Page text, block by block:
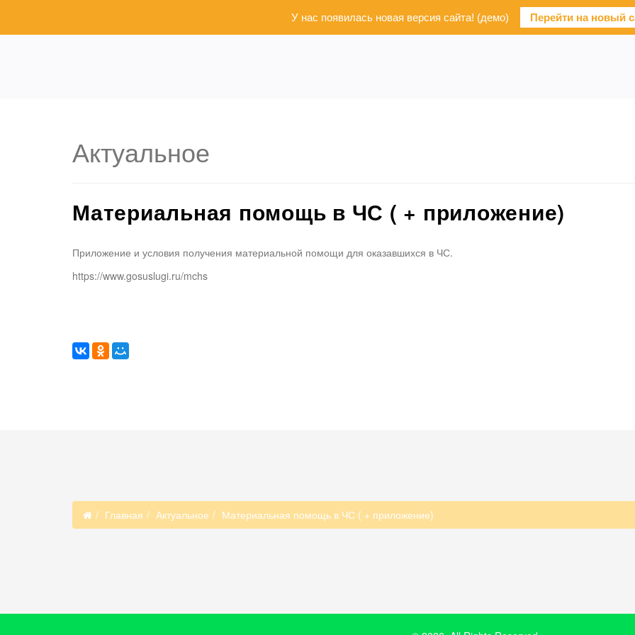
У нас появилась новая версия сайта! (демо) Перейти на новый
Актуальное
Материальная помощь в ЧС ( + приложение)
Приложение и условия получения материальной помощи для оказавшихся в ЧС.
https://www.gosuslugi.ru/mchs
Главная Актуальное Материальная помощь в ЧС ( + приложение)